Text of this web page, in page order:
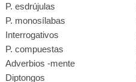
P. esdrújulas
P. monosílabas
Interrogativos
P. compuestas
Adverbios -mente
Diptongos